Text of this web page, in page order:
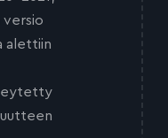
versio
alettiin